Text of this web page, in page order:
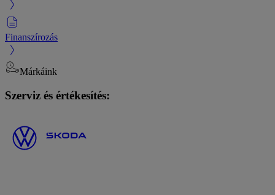
Finanszírozás
Márkáink
Szerviz és értékesítés: